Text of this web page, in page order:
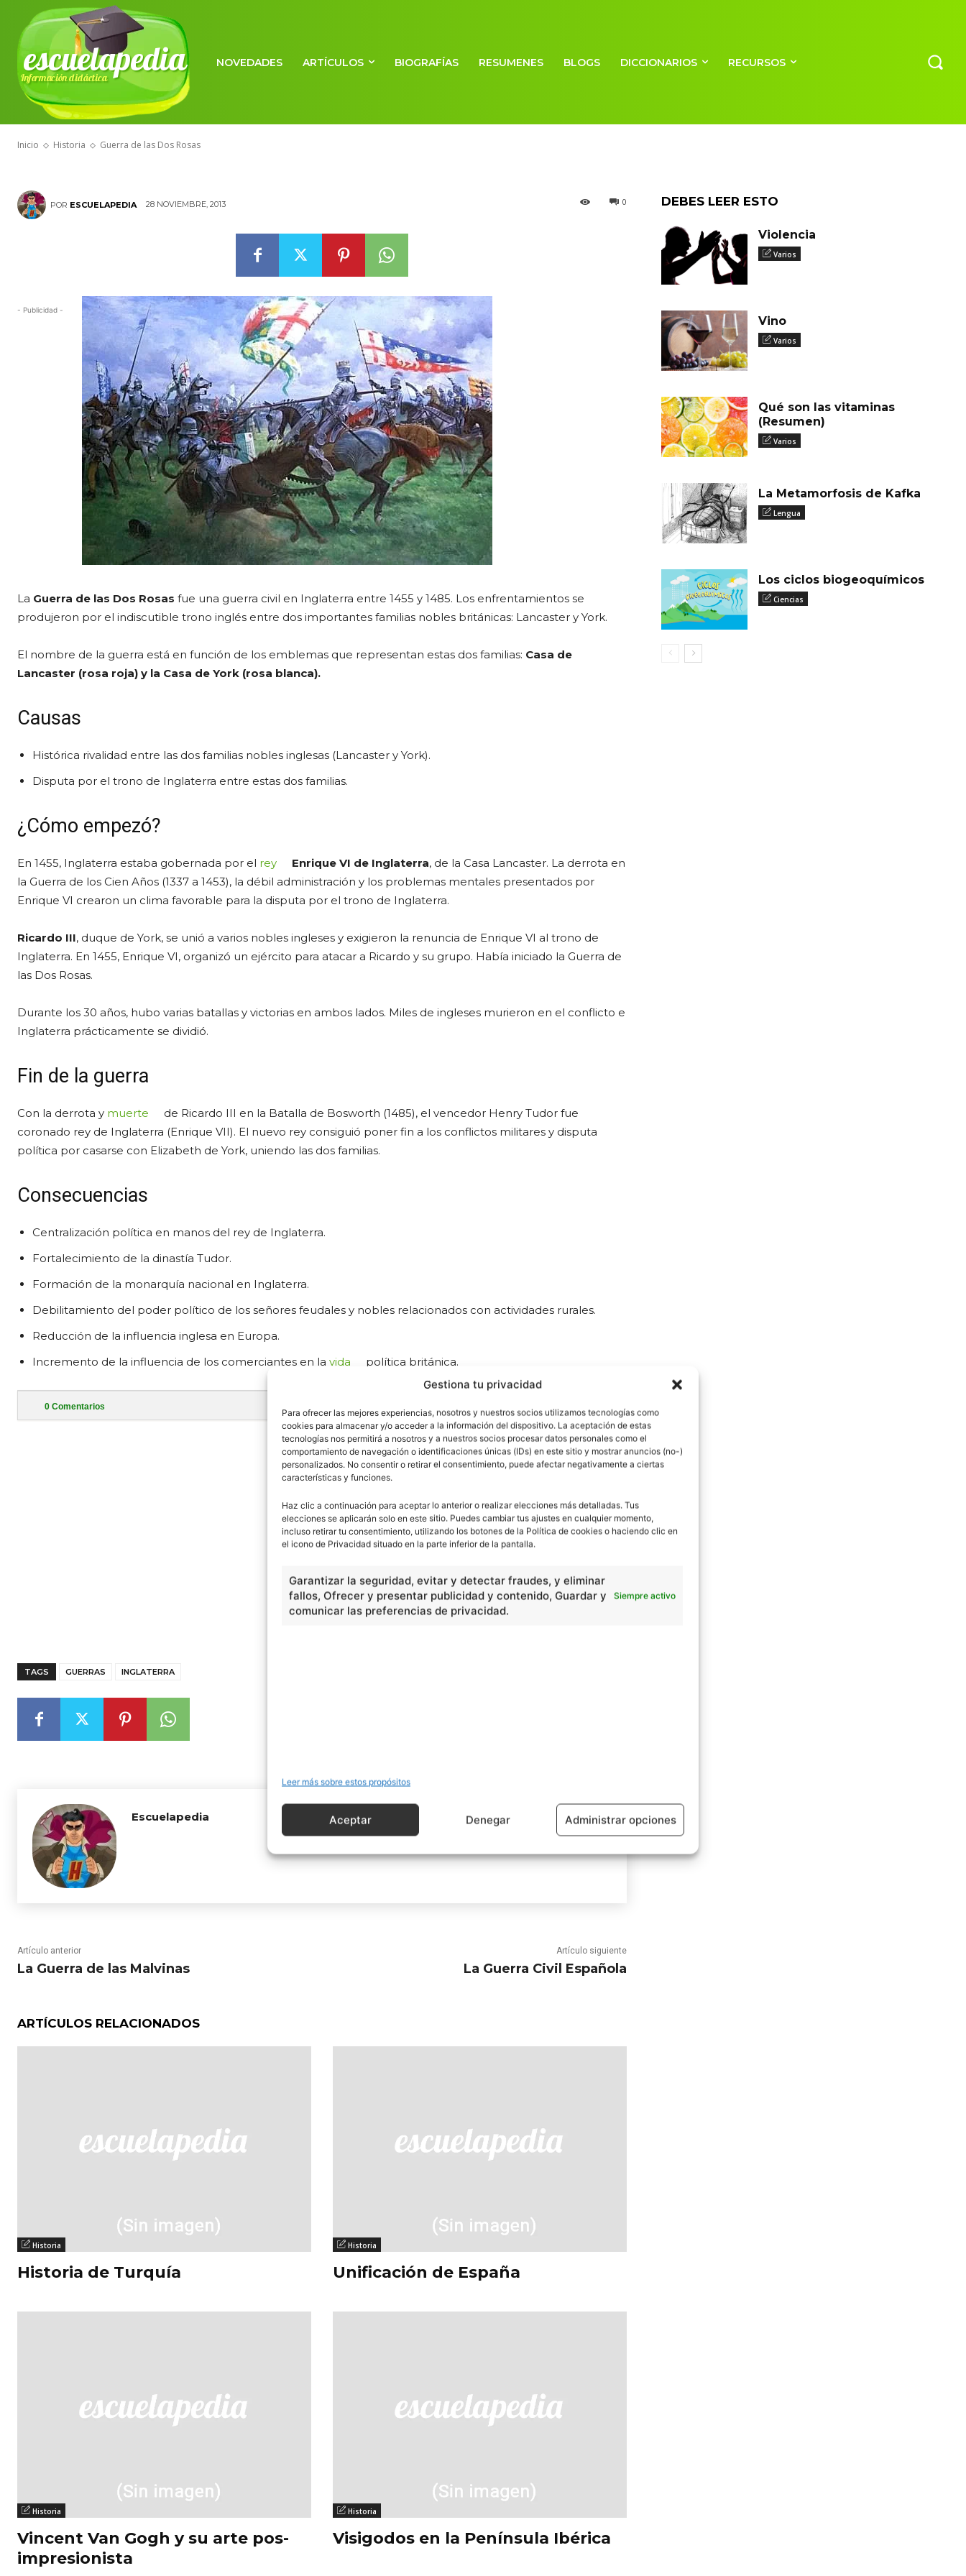
Gestiona tu privacidad
Para ofrecer las mejores experiencias, nosotros y nuestros socios utilizamos tecnologías como
cookies para almacenar y/o acceder a la información del dispositivo. La aceptación de estas
tecnologías nos permitirá a nosotros y a nuestros socios procesar datos personales como el
comportamiento de navegación o identificaciones únicas (IDs) en este sitio y mostrar anuncios (no-)
personalizados. No consentir o retirar el consentimiento, puede afectar negativamente a ciertas
características y funciones.
Haz clic a continuación para aceptar lo anterior o realizar elecciones más detalladas. Tus
elecciones se aplicarán solo en este sitio. Puedes cambiar tus ajustes en cualquier momento,
incluso retirar tu consentimiento, utilizando los botones de la Política de cookies o haciendo clic en
el icono de Privacidad situado en la parte inferior de la pantalla.
Garantizar la seguridad, evitar y detectar fraudes, y eliminar
fallos, Ofrecer y presentar publicidad y contenido, Guardar y
comunicar las preferencias de privacidad.
Siempre activo
Leer más sobre estos propósitos
Aceptar Denegar Administrar opciones
escuelapedia
Información didáctica
NOVEDADES ARTÍCULOS BIOGRAFÍAS RESUMENES BLOGS DICCIONARIOS RECURSOS
Inicio Historia Guerra de las Dos Rosas
HISTORIA
Guerra de las Dos Rosas
POR ESCUELAPEDIA 28 NOVIEMBRE, 2013 0
- Publicidad -
La Guerra de las Dos Rosas fue una guerra civil en Inglaterra entre 1455 y 1485. Los enfrentamientos se
produjeron por el indiscutible trono inglés entre dos importantes familias nobles británicas: Lancaster y York.
El nombre de la guerra está en función de los emblemas que representan estas dos familias: Casa de
Lancaster (rosa roja) y la Casa de York (rosa blanca).
Causas
Histórica rivalidad entre las dos familias nobles inglesas (Lancaster y York).
Disputa por el trono de Inglaterra entre estas dos familias.
¿Cómo empezó?
En 1455, Inglaterra estaba gobernada por el rey Enrique VI de Inglaterra, de la Casa Lancaster. La derrota en
la Guerra de los Cien Años (1337 a 1453), la débil administración y los problemas mentales presentados por
Enrique VI crearon un clima favorable para la disputa por el trono de Inglaterra.
Ricardo III, duque de York, se unió a varios nobles ingleses y exigieron la renuncia de Enrique VI al trono de
Inglaterra. En 1455, Enrique VI, organizó un ejército para atacar a Ricardo y su grupo. Había iniciado la Guerra de
las Dos Rosas.
Durante los 30 años, hubo varias batallas y victorias en ambos lados. Miles de ingleses murieron en el conflicto e
Inglaterra prácticamente se dividió.
Fin de la guerra
Con la derrota y muerte
de Ricardo III en la Batalla de Bosworth (1485), el vencedor Henry Tudor fue
coronado rey de Inglaterra (Enrique VII). El nuevo rey consiguió poner fin a los conflictos militares y disputa
política por casarse con Elizabeth de York, uniendo las dos familias.
Consecuencias
Centralización política en manos del rey de Inglaterra.
Fortalecimiento de la dinastía Tudor.
Formación de la monarquía nacional en Inglaterra.
Debilitamiento del poder político de los señores feudales y nobles relacionados con actividades rurales.
Reducción de la influencia inglesa en Europa.
Incremento de la influencia de los comerciantes en la vida política británica.
0 Comentarios
- Publicidad -
TAGS GUERRAS INGLATERRA
Escuelapedia
Artículo anterior
La Guerra de las Malvinas
Artículo siguiente
La Guerra Civil Española
ARTÍCULOS RELACIONADOS
Historia
Historia de Turquía
Historia
Unificación de España
Historia
Vincent Van Gogh y su arte pos-
impresionista
Historia
Visigodos en la Península Ibérica
DEBES LEER ESTO
Violencia
Varios
Vino
Varios
Qué son las vitaminas
(Resumen)
Varios
La Metamorfosis de Kafka
Lengua
Los ciclos biogeoquímicos
Ciencias